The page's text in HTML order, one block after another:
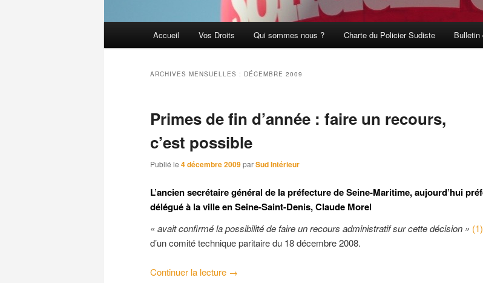
Accueil Vos Droits Qui sommes nous ? Charte du Policier Sudiste Bulletin
ARCHIVES MENSUELLES : DÉCEMBRE 2009
Primes de fin d’année : faire un recours,
c’est possible
Publié le 4 décembre 2009parSud Intérieur
L’ancien secrétaire général de la préfecture de Seine-Maritime, aujourd’hui
délégué à la ville en Seine-Saint-Denis, Claude Morel
« avait confirmé la possibilité de faire un recours administratif sur cette décision » (1)
d’un comité technique paritaire du 18 décembre 2008.
Continuer la lecture →